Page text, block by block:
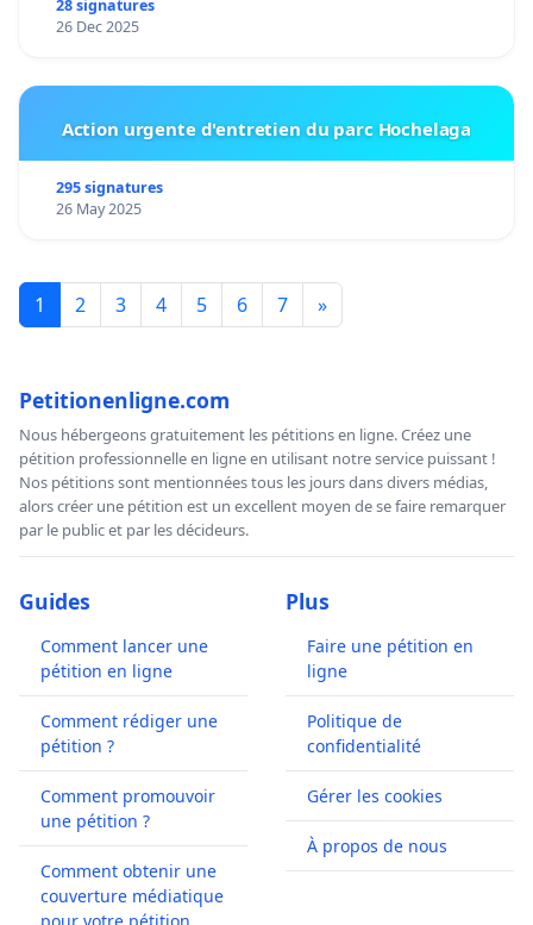
28 signatures
26 Dec 2025
Action urgente d'entretien du parc Hochelaga
295 signatures
26 May 2025
1 2 3 4 5 6 7 »
Petitionenligne.com
Nous hébergeons gratuitement les pétitions en ligne. Créez une
pétition professionnelle en ligne en utilisant notre service puissant !
Nos pétitions sont mentionnées tous les jours dans divers médias,
alors créer une pétition est un excellent moyen de se faire remarquer
par le public et par les décideurs.
Guides
Comment lancer une
pétition en ligne
Comment rédiger une
pétition ?
Comment promouvoir
une pétition ?
Comment obtenir une
couverture médiatique
Plus
Faire une pétition en
ligne
Politique de
confidentialité
Gérer les cookies
À propos de nous